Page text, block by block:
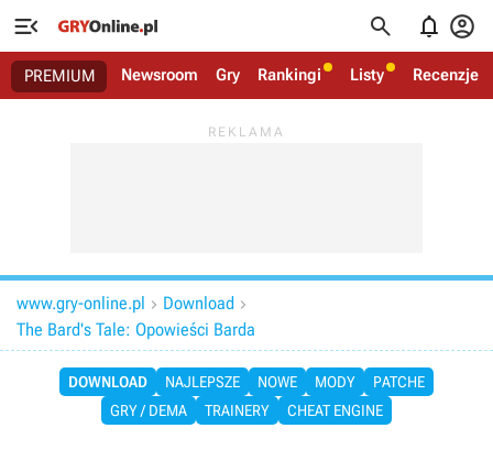
   
PREMIUM Newsroom Gry Rankingi Listy Recenzje
www.gry-online.pl  Download 
The Bard's Tale: Opowieści Barda
DOWNLOAD NAJLEPSZE NOWE MODY
PATCHE
GRY / DEMA
TRAINERY CHEAT ENGINE